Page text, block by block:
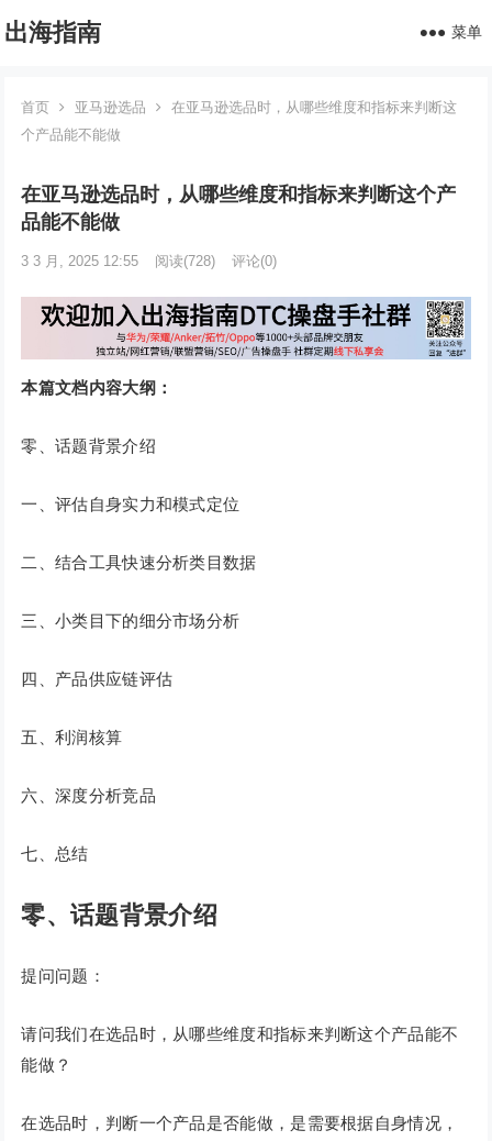
出海指南 菜单
首页 亚马逊选品
在亚马逊选品时，从哪些维度和指标来判断这
个产品能不能做
在亚马逊选品时，从哪些维度和指标来判断这个产
品能不能做
3 3 月, 2025 12:55 阅读(728) 评论(0)
本篇文档内容大纲：
零、话题背景介绍
一、评估自身实力和模式定位
二、结合工具快速分析类目数据
三、小类目下的细分市场分析
四、产品供应链评估
五、利润核算
六、深度分析竞品
七、总结
零、话题背景介绍
提问问题：
请问我们在选品时，从哪些维度和指标来判断这个产品能不
能做？
在选品时，判断一个产品是否能做，是需要根据自身情况，